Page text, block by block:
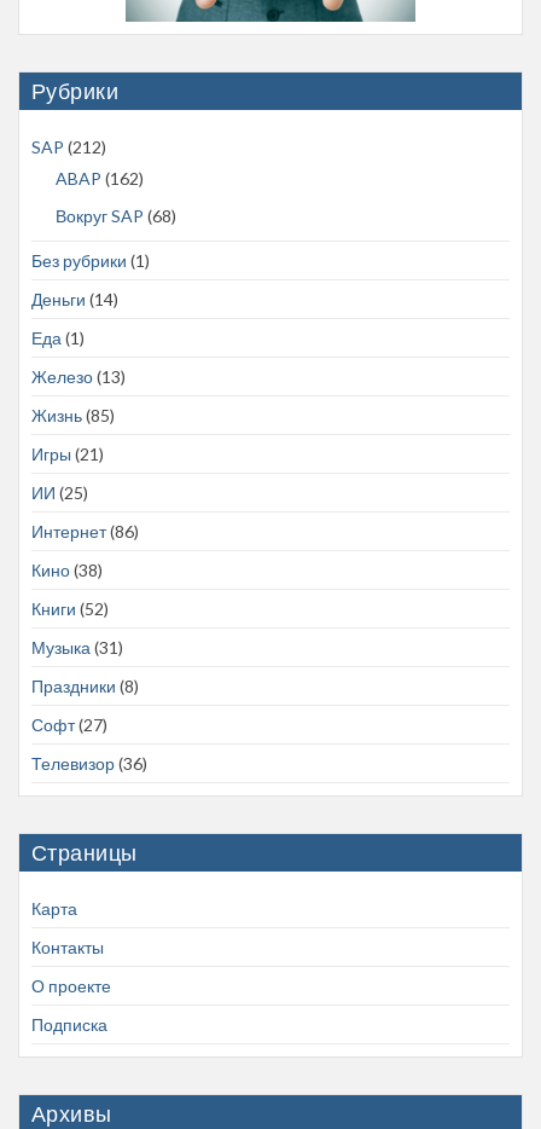
Рубрики
SAP (212)
ABAP (162)
Вокруг SAP (68)
Без рубрики (1)
Деньги (14)
Еда (1)
Железо(13)
Жизнь(85)
Игры (21)
ИИ (25)
Интернет(86)
Кино(38)
Книги (52)
Музыка (31)
Праздники (8)
Софт(27)
Телевизор(36)
Страницы
Карта
Контакты
О проекте
Подписка
Архивы